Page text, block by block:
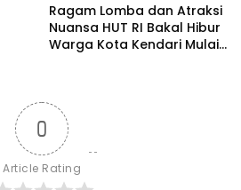
Ragam Lomba dan Atraksi
Nuansa HUT RI Bakal Hibur
Warga Kota Kendari Mulai
0
Article Rating